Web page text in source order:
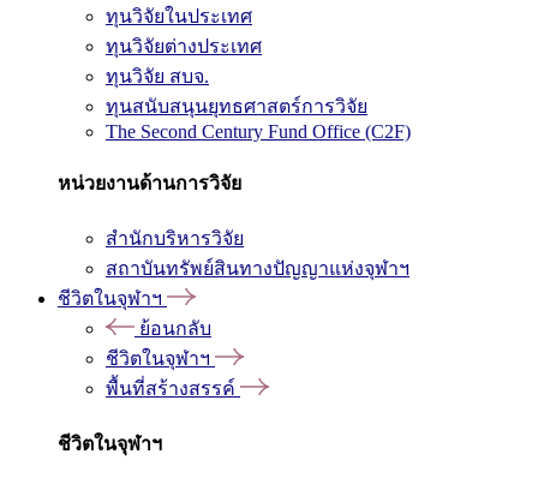
ทุนวิจัยในประเทศ
ทุนวิจัยต่างประเทศ
ทุนวิจัย สบจ.
ทุนสนับสนุนยุทธศาสตร์การวิจัย
The Second Century Fund Office (C2F)
หน่วยงานด้านการวิจัย
สำนักบริหารวิจัย
สถาบันทรัพย์สินทางปัญญาแห่งจุฬาฯ
ชีวิตในจุฬาฯ
ย้อนกลับ
ชีวิตในจุฬาฯ
พื้นที่สร้างสรรค์
ชีวิตในจุฬาฯ